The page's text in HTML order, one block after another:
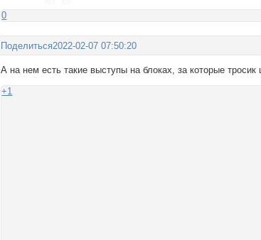
0
Поделиться2022-02-07 07:50:20
А на нем есть такие выступы на блоках, за которые
+1